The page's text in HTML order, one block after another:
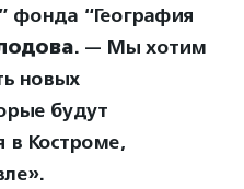
фонда “География
. — Мы хотим
новых
будут
в Костроме,